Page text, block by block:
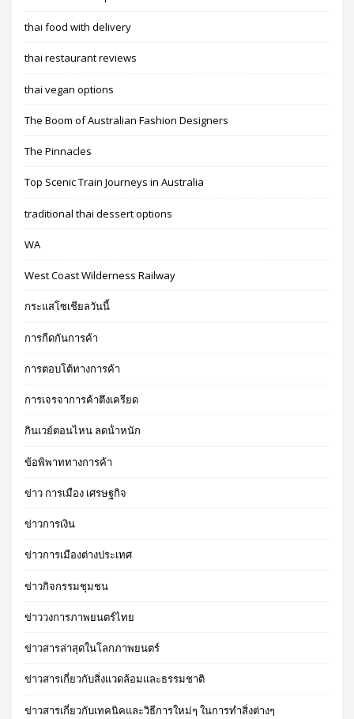
thai food with delivery
thai restaurant reviews
thai vegan options
The Boom of Australian Fashion Designers
The Pinnacles
Top Scenic Train Journeys in Australia
traditional thai dessert options
WA
West Coast Wilderness Railway
กระแสโซเชียลวันนี้
การกีดกันการค้า
การตอบโต้ทางการค้า
การเจรจาการค้าตึงเครียด
กินเวย์ตอนไหน ลดน้ําหนัก
ข้อพิพาททางการค้า
ข่าว การเมือง เศรษฐกิจ
ข่าวการเงิน
ข่าวการเมืองต่างประเทศ
ข่าวกิจกรรมชุมชน
ข่าววงการภาพยนตร์ไทย
ข่าวสารล่าสุดในโลกภาพยนตร์
ข่าวสารเกี่ยวกับสิ่งแวดล้อมและธรรมชาติ
ข่าวสารเกี่ยวกับเทคนิคและวิธีการใหม่ๆ ในการทำสิ่งต่างๆ